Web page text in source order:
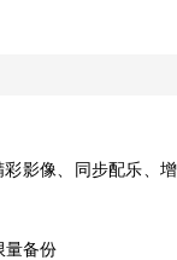
影像、同步配乐、
量备份